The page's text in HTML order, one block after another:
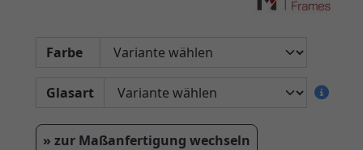
Farbe
Glasart
» zur Maßanfertigung wechseln